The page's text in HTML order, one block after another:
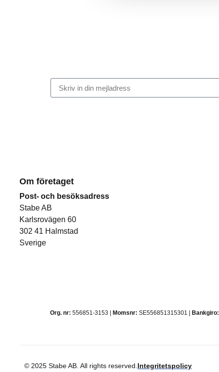
Om företaget
Post- och besöksadress
Stabe AB
Karlsrovägen 60
302 41 Halmstad
Sverige
Org. nr: 556851-3153 | Momsnr: SE556851315301 | Bankgiro:
© 2025 Stabe AB. All rights reserved. Integritetspolicy